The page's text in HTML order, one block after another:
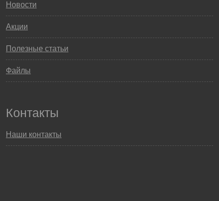
Новости
Акции
Полезные статьи
Файлы
Контакты
Наши контакты